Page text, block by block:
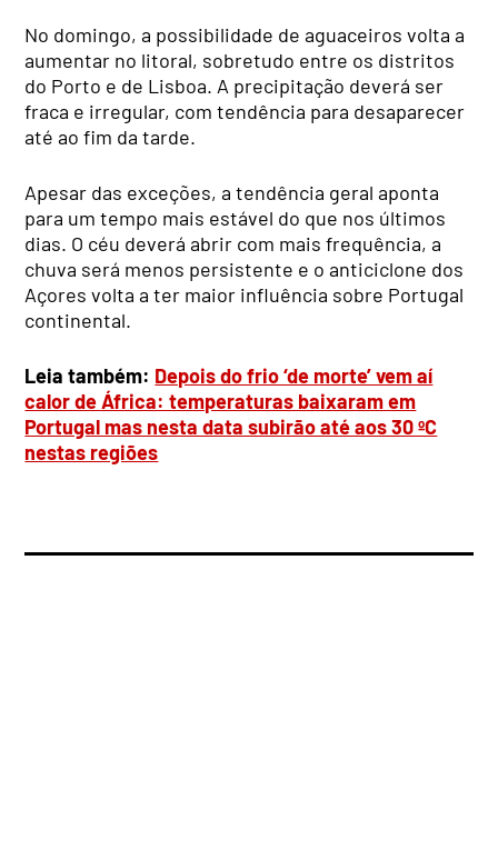
No domingo, a possibilidade de aguaceiros volta a
aumentar no litoral, sobretudo entre os distritos
do Porto e de Lisboa. A precipitação deverá ser
fraca e irregular, com tendência para desaparecer
até ao fim da tarde.
Apesar das exceções, a tendência geral aponta
para um tempo mais estável do que nos últimos
dias. O céu deverá abrir com mais frequência, a
chuva será menos persistente e o anticiclone dos
Açores volta a ter maior influência sobre Portugal
continental.
Leia também: Depois do frio ‘de morte’ vem aí
calor de África: temperaturas baixaram em
Portugal mas nesta data subirão até aos 30 ºC
nestas regiões